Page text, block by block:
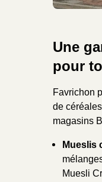
Une
pour
Favrichon
de
magasins
Mueslis
Muesli